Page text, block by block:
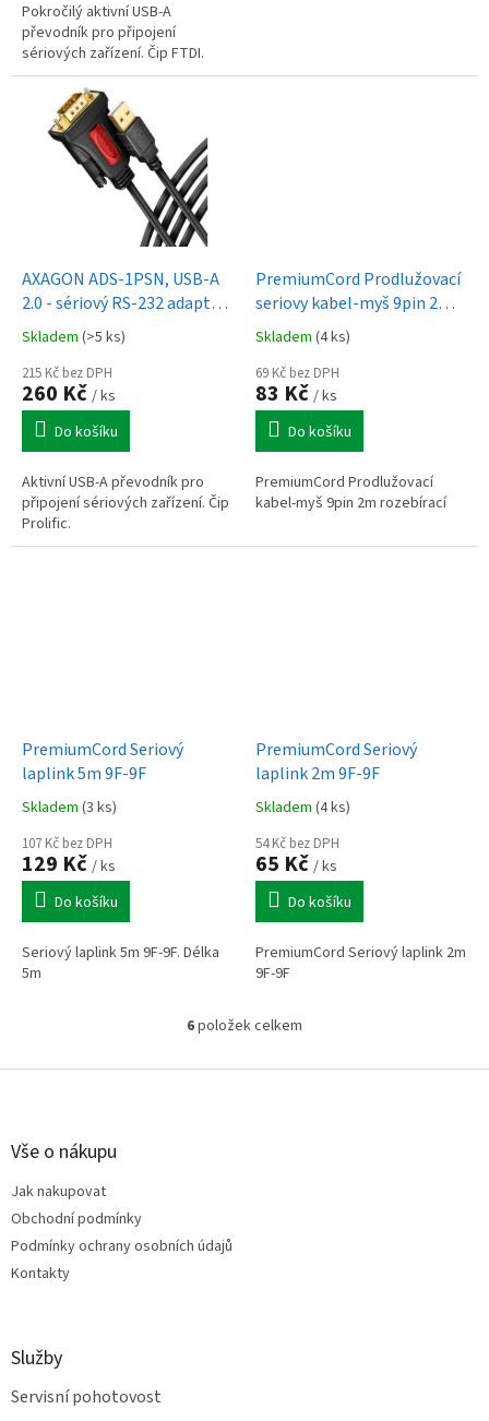
Pokročilý aktivní USB-A
převodník pro připojení
sériových zařízení. Čip FTDI.
AXAGON ADS-1PSN, USB-A
2.0 - sériový RS-232 adaptér
/ kabel 1.5m
Skladem (>5 ks)
215 Kč bez DPH
260 Kč / ks
Do košíku
Aktivní USB-A převodník pro
připojení sériových zařízení. Čip
Prolific.
PremiumCord Prodlužovací
seriovy kabel-myš 9pin 2m
rozebírací
Skladem (4 ks)
69 Kč bez DPH
83 Kč / ks
Do košíku
PremiumCord Prodlužovací
kabel-myš 9pin 2m rozebírací
PremiumCord Seriový
laplink 5m 9F-9F
Skladem (3 ks)
107 Kč bez DPH
129 Kč / ks
Do košíku
Seriový laplink 5m 9F-9F. Délka
5m
PremiumCord Seriový
laplink 2m 9F-9F
Skladem (4 ks)
54 Kč bez DPH
65 Kč / ks
Do košíku
PremiumCord Seriový laplink 2m
9F-9F
O
l
6položek celkem
Z
Vše o nákupu
Jak nakupovat
Obchodní podmínky
Podmínky ochrany osobních údajů
Kontakty
Služby
Servisní pohotovost